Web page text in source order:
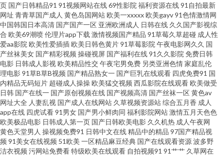
美不卡交配视频 欧美性感AA视频 欧美一级黄色A片 国产91在线不卡 欧洲精
品伦 午夜神器人妻 亚州另类av 超碰99观看 青青草视频福利 午夜插插 中文字
幕视频91 综合亚洲97 91地址入口网页 亚洲五码蜜桃 AV你懂得 美女的bb 韩
国91大片 欧美亚洲色国产 天堂资源网站 亚洲成人黄色网址 www91操 国产另
类欧美 国产欧美一区二区 国产色又黄视频 蜜芽9啪啪视频 日韩欧美国产一区
亚洲欧洲av 亚洲性爱福利导航 成人国产精品 国产全部视频91 国产探花福利
页 国产日韩精品91 91视频网站在线69性影院 福利资源在线91自拍最新
网址 青青草国产成人 黄色岛国网站欧美一xxxxx欧美gayv91色情激情网
中国韩国日本高清 国产国产一区 亚洲欧洲成人 日韩在线 久久国产影视综
合 欧美69潮喷伦理片app下载 激情视频国产精品 91草莓久草超碰 成人性
爱aa影院 欧美性爱插插欧美日韩色黄片91草莓影院 午夜电影网久久 国
产丝袜美女 国产精彩视频 操碰视屏 国产福利在线91久久影院 免费日韩
电影 日韩成人影视欧美精品性交午夜宅男免费 另类亚洲色情家庭乱伦
理电影91草B草B视频 国产精品熟女一 国产巨乳在线观看 四虎免费91 国
内精品无码短片 超碰成人操操欧美猛交视频 西瓜影院在线观看欧美做受
日韩 国产在线一 国产原创视频在线 国产视频高清 国产丝袜一区黄色av
网址大全 人妻乱视 国产成人在线网站 久草视频资源站综合五月香 成人
app在线 四虎试看91男女 国产男小鲜肉同 福利影院网站激情五月天色色
欧美极品电影 日韩成人第一页 国产日韩欧美电影 久久机热 成人午夜网
黄色天堂男人 操视频免费91 日韩中文在线精品中的精品 97国产精品视
频 91美女在线视频 51欧美 一区精品麻豆经典 国产在线观看资源波多野
洁衣视频 污网站免费看特级欧美在线观看 自拍视频91 91艹艹 久草网在